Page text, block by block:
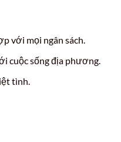
với mọi ngân sách.
cuộc sống địa phương.
tình.